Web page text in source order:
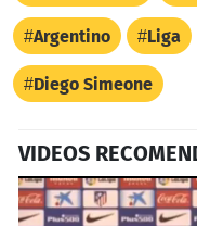
Argentino Liga
Diego Simeone
VIDEOS